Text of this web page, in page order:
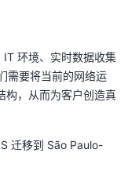
环境、实时数据收集
需要将当前的网络运
构，从而为客户创造真
迁移到 São Paulo-